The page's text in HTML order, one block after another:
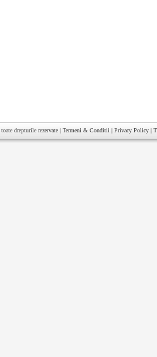
toate drepturile rezervate | Termeni & Conditii | Privacy Policy |